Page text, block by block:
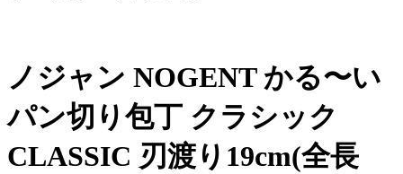
ノジャン NOGENT かる〜い
パン切り包丁 クラシック
CLASSIC 刃渡り19cm(全長